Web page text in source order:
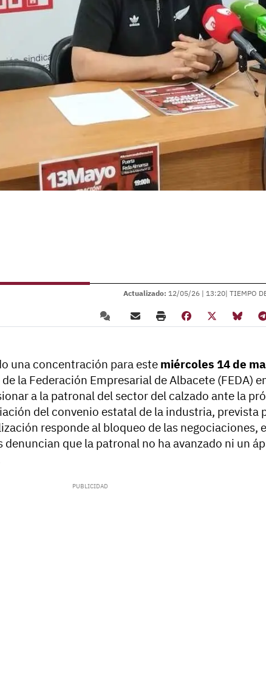
Actualizado: 12/05/26 | 13:20| TIEMPO
una concentración para este miércoles 14 de
la Federación Empresarial de Albacete (FEDA)
a la patronal del sector del calzado ante la
del convenio estatal de la industria, prevista
responde al bloqueo de las negociaciones,
que la patronal no ha avanzado ni un